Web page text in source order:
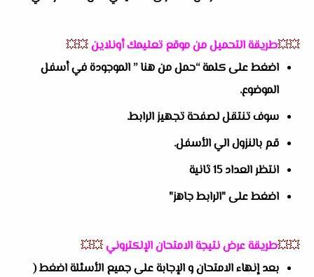
💥💥طريقة التحميل من موقع تعليمك أونلاين💥💥
اضغط على كلمة “حمل من هنا ” الموجودة في أسفل
الموضوع.
سوف تنتقل لصفحة تجهيز الرابط.
قم بالنزول الي الأسفل.
انتظر العداد 15 ثانية
اضغط على "الرابط جاهز"
💥💥طريقة عرض نتيجة الامتحان الإلكتروني💥💥
بعد إنهاء الامتحان و الإجابة على جميع الأسئلة اضغط (